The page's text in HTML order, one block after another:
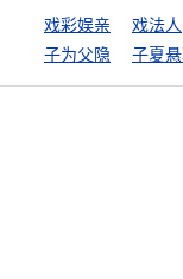
戏彩娱亲
子为父隐
子夏